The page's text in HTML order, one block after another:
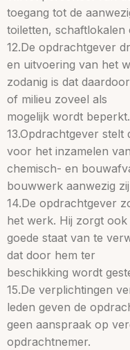
toegang tot de
toiletten,
12.De opdrachtgever
en uitvoering van het
zodanig is dat
of milieu zoveel als
mogelijk wordt beperkt.
13.Opdrachtgever
voor het inzamelen van
chemisch- en
bouwwerk aanwezig
14.De opdrachtgever
het werk. Hij zorgt
goede staat van te
dat door hem ter
beschikking wordt
15.De verplichtingen
leden geven de
geen aanspraak op
opdrachtnemer.